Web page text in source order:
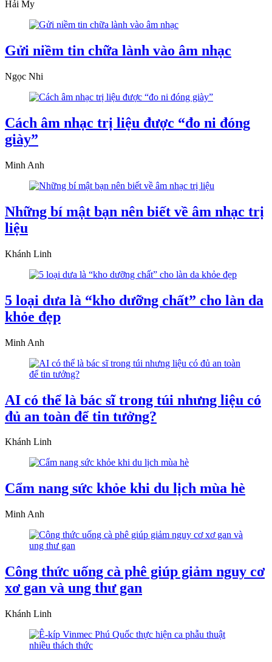
Hải My
Gửi niềm tin chữa lành vào âm nhạc
Ngọc Nhi
Cách âm nhạc trị liệu được “đo ni đóng
giày”
Minh Anh
Những bí mật bạn nên biết về âm nhạc trị
liệu
Khánh Linh
5 loại dưa là “kho dưỡng chất” cho làn da
khỏe đẹp
Minh Anh
AI có thể là bác sĩ trong túi nhưng liệu có
đủ an toàn để tin tưởng?
Khánh Linh
Cẩm nang sức khỏe khi du lịch mùa hè
Minh Anh
Công thức uống cà phê giúp giảm nguy cơ
xơ gan và ung thư gan
Khánh Linh